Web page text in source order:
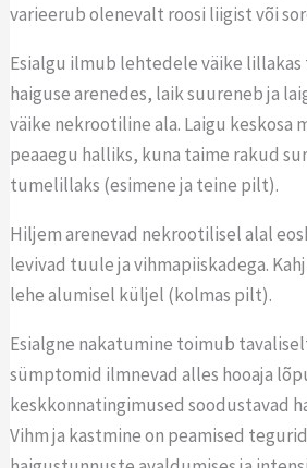
varieerub olenevalt roosi liigist või
Esialgu ilmub lehtedele väike
haiguse arenedes, laik suureneb ja
väike nekrootiline ala. Laigu
peaaegu halliks, kuna taime rakud
tumelillaks (esimene ja teine pilt).
Hiljem arenevad nekrootilisel alal
levivad tuule ja vihmapiiskadega.
lehe alumisel küljel (kolmas pilt).
Esialgne nakatumine toimub
sümptomid ilmnevad alles hooaja
keskkonnatingimused soodustavad
Vihm ja kastmine on peamised